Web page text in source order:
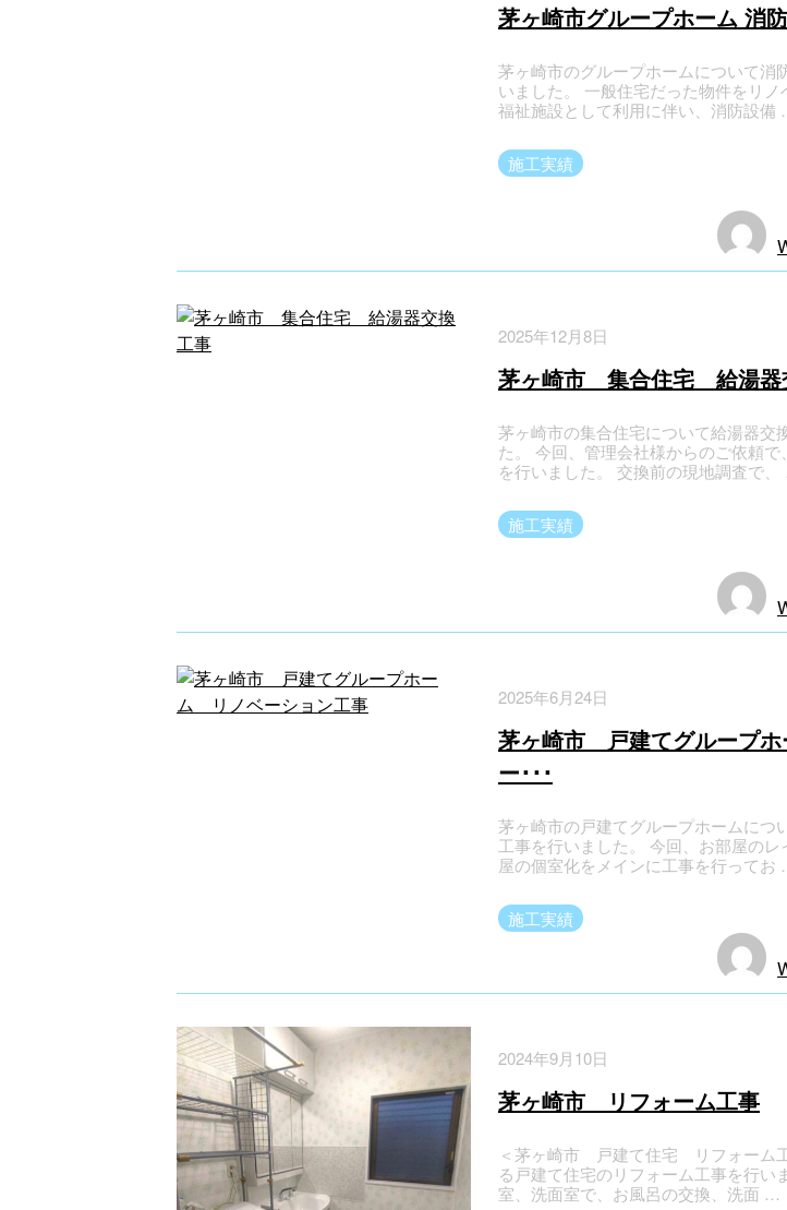
茅ヶ崎市グループホーム 消
茅ヶ崎市のグループホームについて消
いました。 一般住宅だった物件をリノ
福祉施設として利用に伴い、消防設備
施工実績
2025年12月8日
茅ヶ崎市 集合住宅 給湯器
茅ヶ崎市の集合住宅について給湯器交
た。 今回、管理会社様からのご依頼
を行いました。 交換前の現地調査で
施工実績
2025年6月24日
茅ヶ崎市 戸建てグループ
ー･･･
茅ヶ崎市の戸建てグループホームにつ
工事を行いました。 今回、お部屋のレ
屋の個室化をメインに工事を行ってお
施工実績
2024年9月10日
茅ヶ崎市 リフォーム工事
＜茅ヶ崎市 戸建て住宅 リフォーム
る戸建て住宅のリフォーム工事を行い
室、洗面室で、お風呂の交換、洗面 …